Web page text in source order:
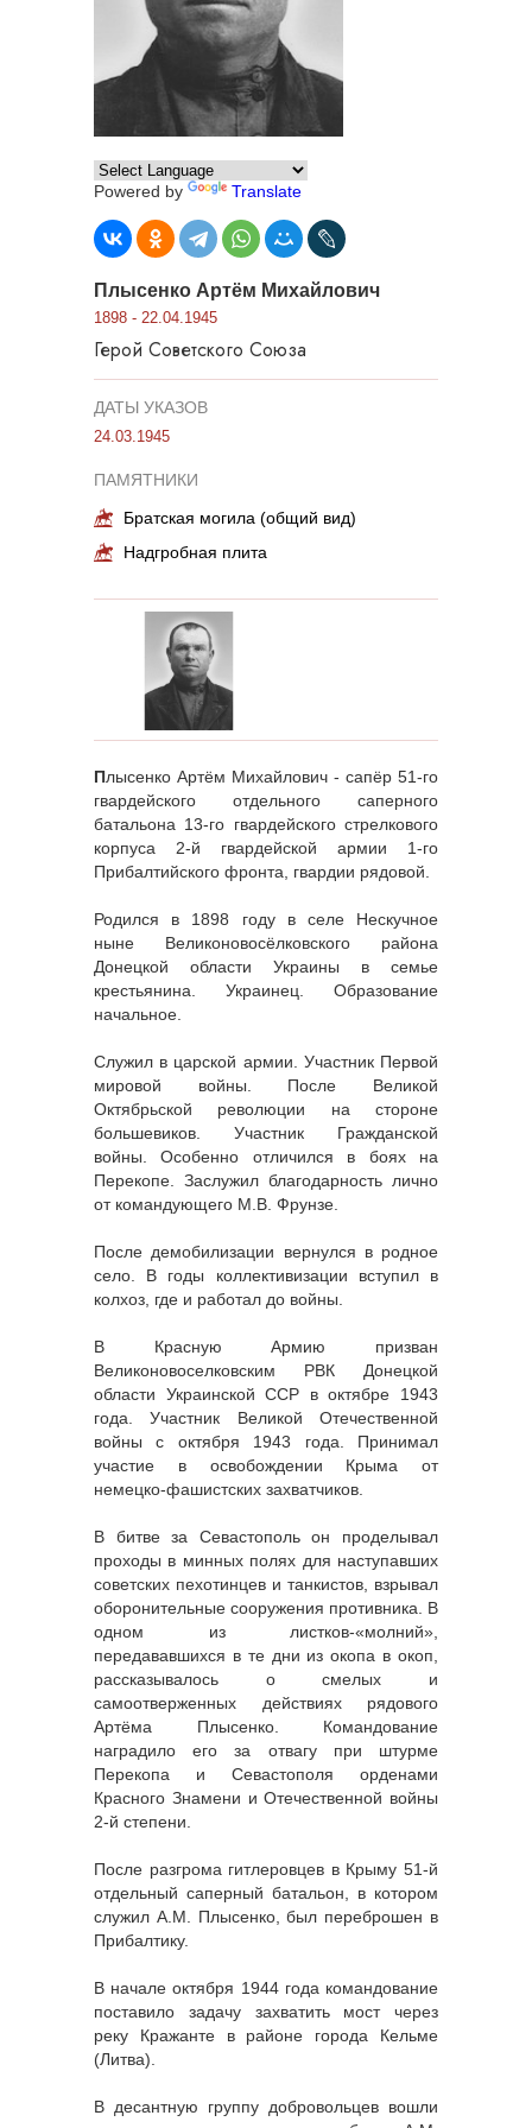
Powered by Translate
Плысенко Артём Михайлович
1898 - 22.04.1945
Герой Советского Союза
ДАТЫ УКАЗОВ
24.03.1945
ПАМЯТНИКИ
Братская могила (общий вид)
Надгробная плита
Плысенко Артём Михайлович - сапёр 51-го
гвардейского отдельного саперного
батальона 13-го гвардейского стрелкового
корпуса 2-й гвардейской армии 1-го
Прибалтийского фронта, гвардии рядовой.
Родился в 1898 году в селе Нескучное
ныне Великоновосёлковского района
Донецкой области Украины в семье
крестьянина. Украинец. Образование
начальное.
Служил в царской армии. Участник Первой
мировой войны. После Великой
Октябрьской революции на стороне
большевиков. Участник Гражданской
войны. Особенно отличился в боях на
Перекопе. Заслужил благодарность лично
от командующего М.В. Фрунзе.
После демобилизации вернулся в родное
село. В годы коллективизации вступил в
колхоз, где и работал до войны.
В Красную Армию призван
Великоновоселковским РВК Донецкой
области Украинской ССР в октябре 1943
года. Участник Великой Отечественной
войны с октября 1943 года. Принимал
участие в освобождении Крыма от
немецко-фашистских захватчиков.
В битве за Севастополь он проделывал
проходы в минных полях для наступавших
советских пехотинцев и танкистов, взрывал
оборонительные сооружения противника. В
одном из листков-«молний»,
передававшихся в те дни из окопа в окоп,
рассказывалось о смелых и
самоотверженных действиях рядового
Артёма Плысенко. Командование
наградило его за отвагу при штурме
Перекопа и Севастополя орденами
Красного Знамени и Отечественной войны
2-й степени.
После разгрома гитлеровцев в Крыму 51-й
отдельный саперный батальон, в котором
служил А.М. Плысенко, был переброшен в
Прибалтику.
В начале октября 1944 года командование
поставило задачу захватить мост через
реку Кражанте в районе города Кельме
(Литва).
В десантную группу добровольцев вошли